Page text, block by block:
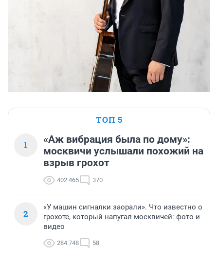
ТОП 5
1
«Аж вибрация была по дому»:
москвичи услышали похожий на
взрыв грохот
402 465 370
2
«У машин сигналки заорали». Что известно о
грохоте, который напугал москвичей: фото и
видео
284 748 58